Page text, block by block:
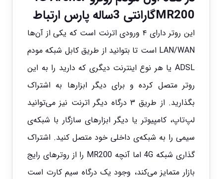
MR200گارانتی 3ساله پارس ارتباط
این روتر دارای ۴ ورودی اترنت است که یکی از آن‌ها
LAN/WAN است تا بتوانید از طریق کابل شبکه مودم
ADSL یا هر نوع اینترنت دیگری که دارید را به این
روتر متصل کرده و برای دیگر ابزارها به اشتراک
بگذارید. از طریق ۳ درگاه دیگر اترنت نیز می‌توانید
لپ‌تاپ، کامپیوتر یا دیگر ابزارهای سازگار با شبکه‌ی
سیمی را به شبکه‌ی داخلی خود متصل کنید. اشتراک
گذاری شبکه 4G اما آنچه MR200 را از روترهای رایج
بازار متمایز می‌کند، وجود یک درگاه سیم کارت است